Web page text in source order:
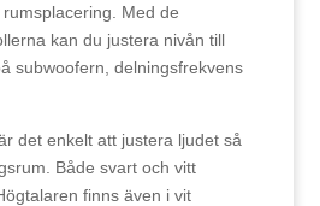
Med de
kan du justera nivån till
subwoofern, delningsfrekvens
det enkelt att justera ljudet så
Både svart och vitt
finns även i vit